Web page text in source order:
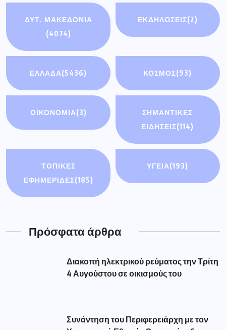
ΔΥΤ. ΜΑΚΕΔΟΝΙΑ
(4074)
ΕΚΔΗΛΩΣΕΙΣ(2)
ΕΛΛΑΔΑ(5436) ΚΟΣΜΟΣ(93)
ΟΙΚΟΝΟΜΊΑ(3)
ΣΗΜΑΝΤΙΚΈΣ
ΕΙΔΉΣΕΙΣ(114)
ΤΟΠΙΚΕΣ
ΕΦΗΜΕΡΙΔΕΣ(185)
ΥΓΕΙΑ(193)
Πρόσφατα άρθρα
Διακοπή ηλεκτρικού ρεύματος την Τρίτη
4 Αυγούστου σε οικισμούς του
Συνάντηση του Περιφερειάρχη με τον